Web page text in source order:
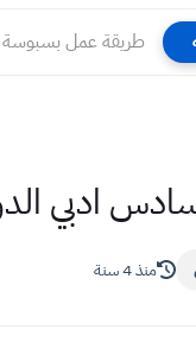
طريقة عمل بسبوسة
الاول 2021
منذ 4 سنة